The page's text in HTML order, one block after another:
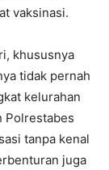
vaksinasi.
khususnya
tidak pernah
kelurahan
Polrestabes
tanpa kenal
juga